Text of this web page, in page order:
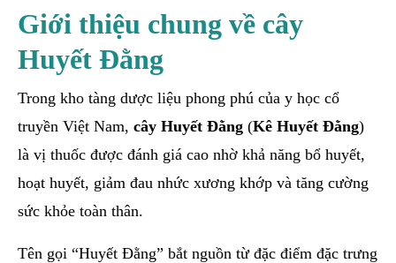
Giới thiệu chung về cây
Huyết Đằng
Trong kho tàng dược liệu phong phú của y học cổ
truyền Việt Nam, cây Huyết Đằng (Kê Huyết Đằng)
là vị thuốc được đánh giá cao nhờ khả năng bổ huyết,
hoạt huyết, giảm đau nhức xương khớp và tăng cường
sức khỏe toàn thân.
Tên gọi “Huyết Đằng” bắt nguồn từ đặc điểm đặc trưng